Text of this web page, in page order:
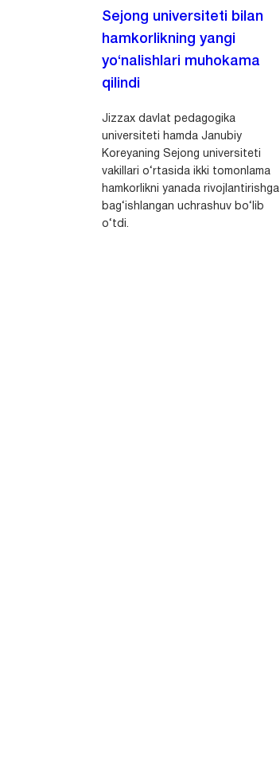
Sejong universiteti bilan
hamkorlikning yangi
yo‘nalishlari muhokama
qilindi
Jizzax davlat pedagogika
universiteti hamda Janubiy
Koreyaning Sejong universiteti
vakillari o‘rtasida ikki tomonlama
hamkorlikni yanada rivojlantirishga
bag‘ishlangan uchrashuv bo‘lib
o‘tdi.